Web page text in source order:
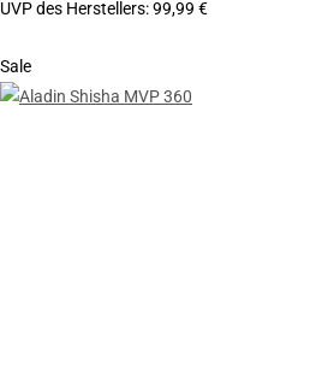
UVP des Herstellers:99,99 €
Sale